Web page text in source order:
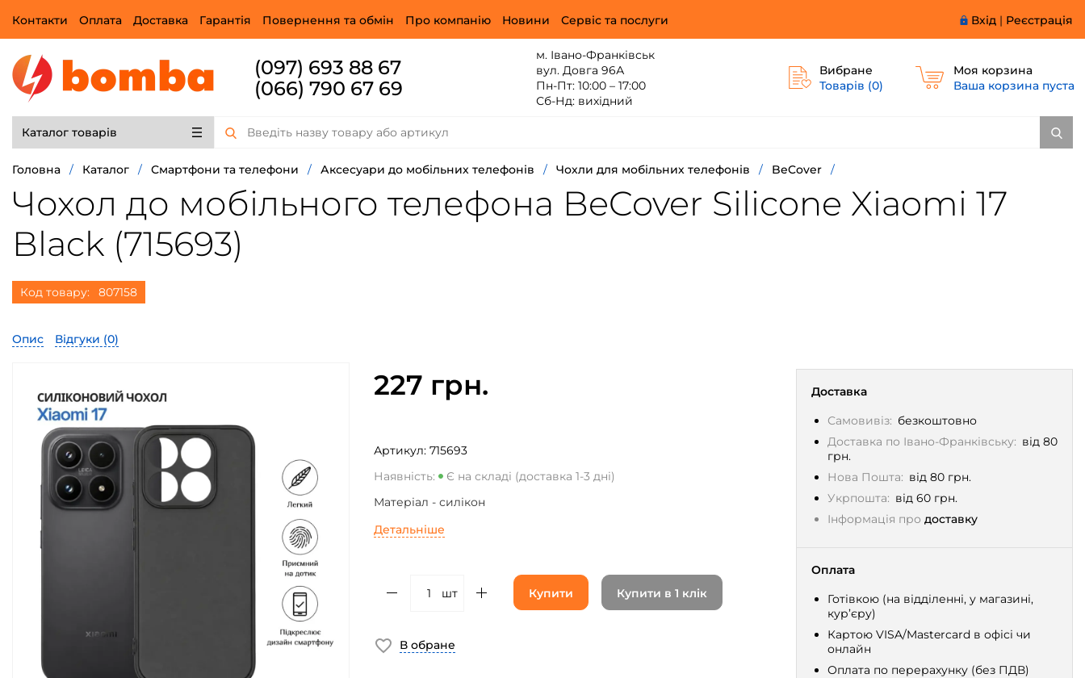
Вхід | Реєстрація
Контакти Оплата Доставка Гарантія Повернення та обмін Про компанію Новини Сервіс та послуги
(097) 693 88 67
(066) 790 67 69
м. Івано-Франківськ
вул. Довга 96А
Пн-Пт: 10:00 – 17:00
Сб-Нд: вихідний
Вибране
Товарів (0)
Моя корзина
Ваша корзина пуста
Каталог товарів
Головна / Каталог / Смартфони та телефони / Аксесуари до мобільних телефонів / Чохли для мобільних телефонів / BeCover /
Чохол до мобільного телефона BeCover Silicone Xiaomi 17
Black (715693)
Код товару: 807158
Опис Відгуки (0)
227 грн.
Доставка
Самовивіз: безкоштовно
Доставка по Івано-Франківську: від 80
грн.
Нова Пошта: від 80 грн.
Укрпошта: від 60 грн.
Інформація про доставку
Оплата
Готівкою (на відділенні, у магазині,
кур’єру)
Картою VISA/Mastercard в офісі чи
онлайн
Оплата по перерахунку (без ПДВ)
Артикул: 715693
Наявність:
Є на складі (доставка 1-3 дні)
Матеріал - силікон
Детальніше
шт Купити Купити в 1 клік
В обране